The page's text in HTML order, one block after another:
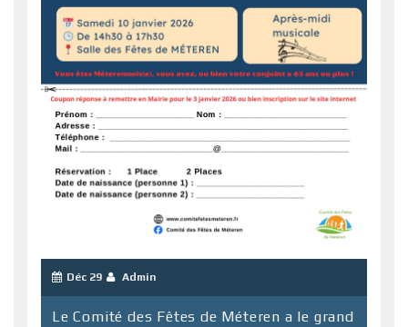
Déc 29 Admin
Le Comité des Fêtes de Méteren a le grand